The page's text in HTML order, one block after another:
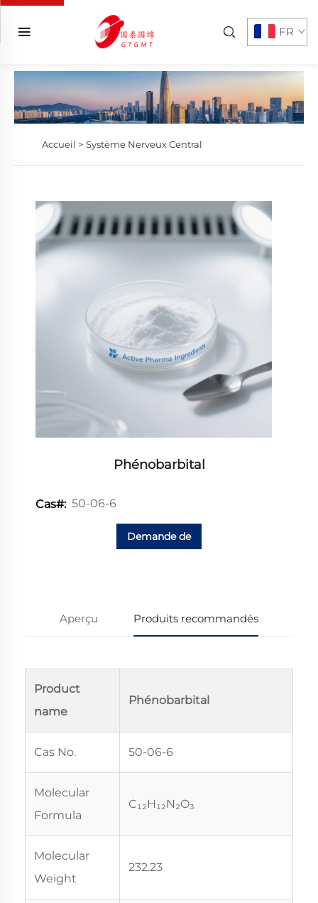
FR
Accueil > Système Nerveux Central
Phénobarbital
Cas#: 50-06-6
Demande de
Aperçu Produits recommandés
Product
name
Phénobarbital
Cas No. 50-06-6
Molecular
Formula
C₁₂H₁₂N₂O₃
Molecular
Weight
232.23